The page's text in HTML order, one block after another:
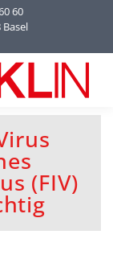
60
(FIV)